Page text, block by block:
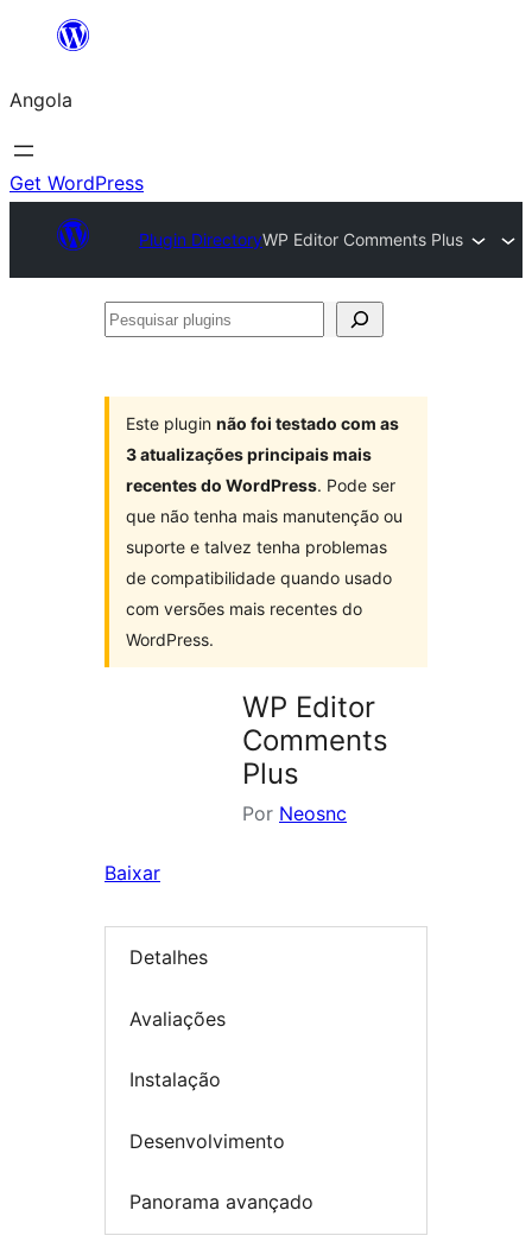
Saltar
o
conteúdo
Angola
Get WordPress
Plugin DirectoryWP Editor Comments Plus
Pesquisar
Este plugin não foi testado com as
3 atualizações principais mais
recentes do WordPress. Pode ser
que não tenha mais manutenção ou
suporte e talvez tenha problemas
de compatibilidade quando usado
com versões mais recentes do
WordPress.
WP Editor
Comments
Plus
Por Neosnc
Baixar
Detalhes
Avaliações
Instalação
Desenvolvimento
Panorama avançado